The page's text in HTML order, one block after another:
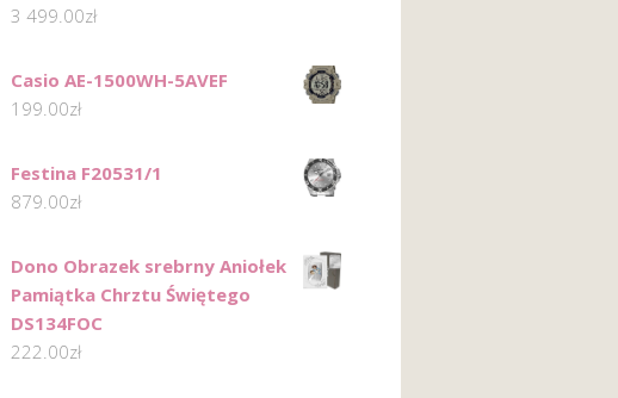
3 499.00zł
Casio AE-1500WH-5AVEF
199.00zł
Festina F20531/1
879.00zł
Dono Obrazek srebrny Aniołek
Pamiątka Chrztu Świętego
DS134FOC
222.00zł